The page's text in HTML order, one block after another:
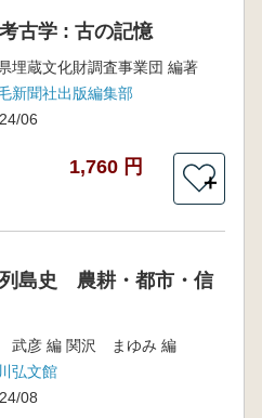
古学 : 古の記憶
埋蔵文化財調査事業団 編著
毛新聞社出版編集部
06
1,760 円
＋
島史 農耕・都市・信
武彦 編 関沢 まゆみ 編
弘文館
08